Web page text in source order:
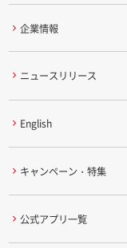
企業情報
ニュースリリース
English
キャンペーン・特集
公式アプリ一覧